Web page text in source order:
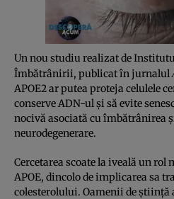
Un nou studiu realizat de
Îmbătrânirii, publicat în jurnalul
APOE2 ar putea proteja celulele
conserve ADN-ul și să evite
nocivă asociată cu îmbătrânirea
neurodegenerare.
Cercetarea scoate la iveală un
APOE, dincolo de implicarea sa
colesterolului. Oamenii de știință